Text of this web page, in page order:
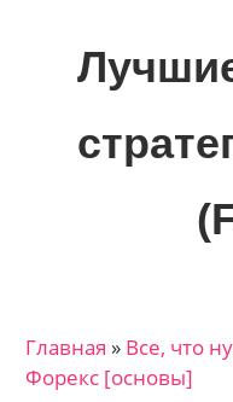
трейдеров
на
Главная » Все, что
Форекс [основы]